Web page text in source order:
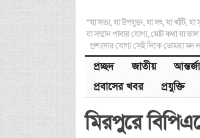
“যা সত্য, যা উপযুক্ত, যা সৎ, যা খাঁটি, যা
যা সম্মান পাবার যোগ্য, মোট কথা যা
প্রশংসার যোগ্য সেই দিকে তোমরা মন
প্রচ্ছদ জাতীয়
প্রবাসের খবর
প্রযুক্তি
মিরপুরে